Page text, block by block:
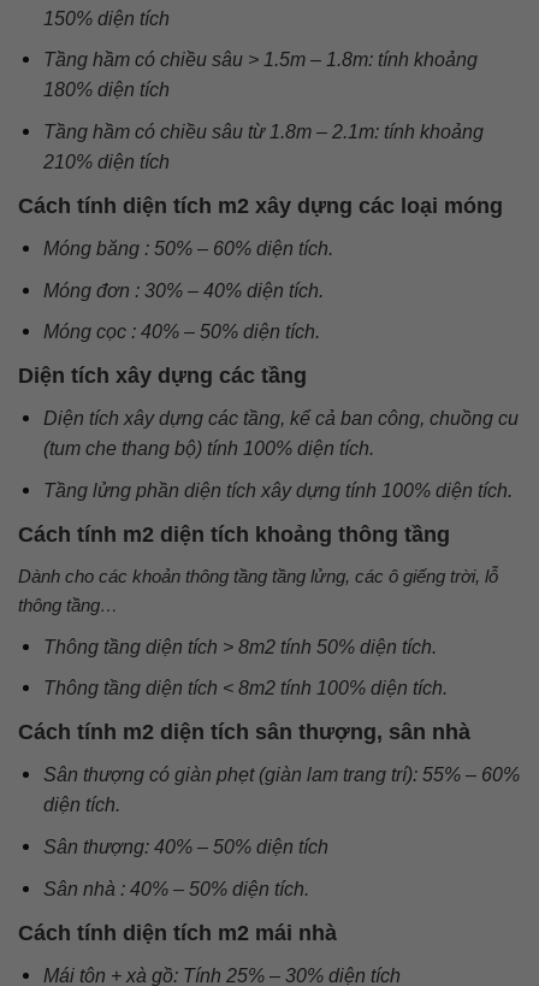
150% diện tích
Tầng hầm có chiều sâu > 1.5m – 1.8m: tính khoảng
180% diện tích
Tầng hầm có chiều sâu từ 1.8m – 2.1m: tính khoảng
210% diện tích
Cách tính diện tích m2 xây dựng các loại móng
Móng băng : 50% – 60% diện tích.
Móng đơn : 30% – 40% diện tích.
Móng cọc : 40% – 50% diện tích.
Diện tích xây dựng các tầng
Diện tích xây dựng các tầng, kể cả ban công, chuồng cu
(tum che thang bộ) tính 100% diện tích.
Tầng lửng phần diện tích xây dựng tính 100% diện tích.
Cách tính m2 diện tích khoảng thông tầng
Dành cho các khoản thông tầng tầng lửng, các ô giếng trời, lỗ
thông tầng…
Thông tầng diện tích > 8m2 tính 50% diện tích.
Thông tầng diện tích < 8m2 tính 100% diện tích.
Cách tính m2 diện tích sân thượng, sân nhà
Sân thượng có giàn phẹt (giàn lam trang trí): 55% – 60%
diện tích.
Sân thượng: 40% – 50% diện tích
Sân nhà : 40% – 50% diện tích.
Cách tính diện tích m2 mái nhà
Mái tôn + xà gồ: Tính 25% – 30% diện tích